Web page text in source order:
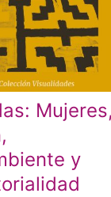
Mujeres,
y